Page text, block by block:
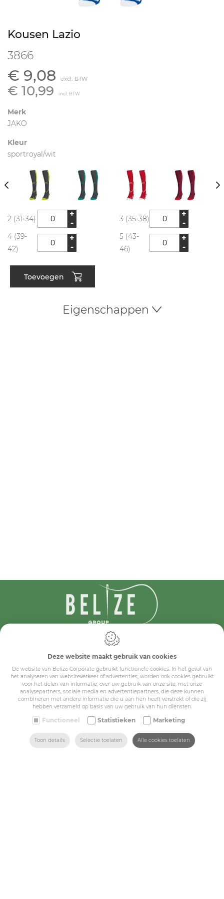
Kousen Lazio
3866
€ 9,08 excl. BTW
€ 10,99 incl. BTW
Merk
JAKO
Kleur
sportroyal/wit
2 (31-34)
+
-
3 (35-38)
+
-
4 (39-
42)
+
-
5 (43-
46)
+
-
Toevoegen
Eigenschappen
IDcreation 2024
Cookie policy
Privacy policy
Algemene voorwaarden
Belize Corporate
BE 0432.044.235
Sitemap
Corporate
Deze website maakt gebruik van cookies
De website van Belize Corporate gebruikt functionele cookies. In het geval van
het analyseren van websiteverkeer of advertenties, worden ook cookies gebruikt
voor het delen van informatie, over uw gebruik van onze site, met onze
analysepartners, sociale media en advertentiepartners, die deze kunnen
combineren met andere informatie die u aan hen heeft verstrekt of die zij
hebben verzameld op basis van uw gebruik van hun diensten.
Functioneel Statistieken Marketing
Toon details Selectie toelaten Alle cookies toelaten
ZOEKEN HOME MAIL ONS VIND ONS BEL ONS